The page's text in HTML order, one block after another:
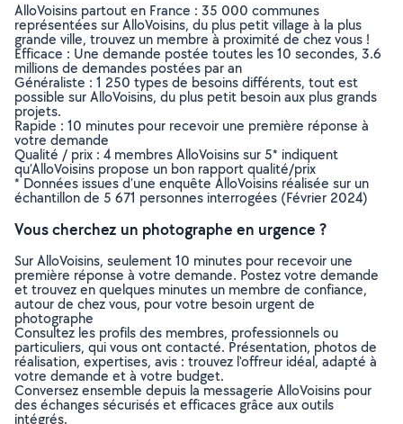
AlloVoisins partout en France : 35 000 communes
représentées sur AlloVoisins, du plus petit village à la plus
grande ville, trouvez un membre à proximité de chez vous !
Efficace : Une demande postée toutes les 10 secondes, 3.6
millions de demandes postées par an
Généraliste : 1 250 types de besoins différents, tout est
possible sur AlloVoisins, du plus petit besoin aux plus grands
projets.
Rapide : 10 minutes pour recevoir une première réponse à
votre demande
Qualité / prix : 4 membres AlloVoisins sur 5* indiquent
qu’AlloVoisins propose un bon rapport qualité/prix
* Données issues d’une enquête AlloVoisins réalisée sur un
échantillon de 5 671 personnes interrogées (Février 2024)
Vous cherchez un photographe en urgence ?
Sur AlloVoisins, seulement 10 minutes pour recevoir une
première réponse à votre demande. Postez votre demande
et trouvez en quelques minutes un membre de confiance,
autour de chez vous, pour votre besoin urgent de
photographe
Consultez les profils des membres, professionnels ou
particuliers, qui vous ont contacté. Présentation, photos de
réalisation, expertises, avis : trouvez l'offreur idéal, adapté à
votre demande et à votre budget.
Conversez ensemble depuis la messagerie AlloVoisins pour
des échanges sécurisés et efficaces grâce aux outils
intégrés.